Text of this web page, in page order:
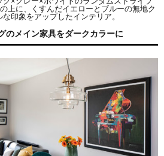
上に、くすんだイエローとブルーの無地ク
印象をアップしたインテリア。
メイン家具をダークカラーに